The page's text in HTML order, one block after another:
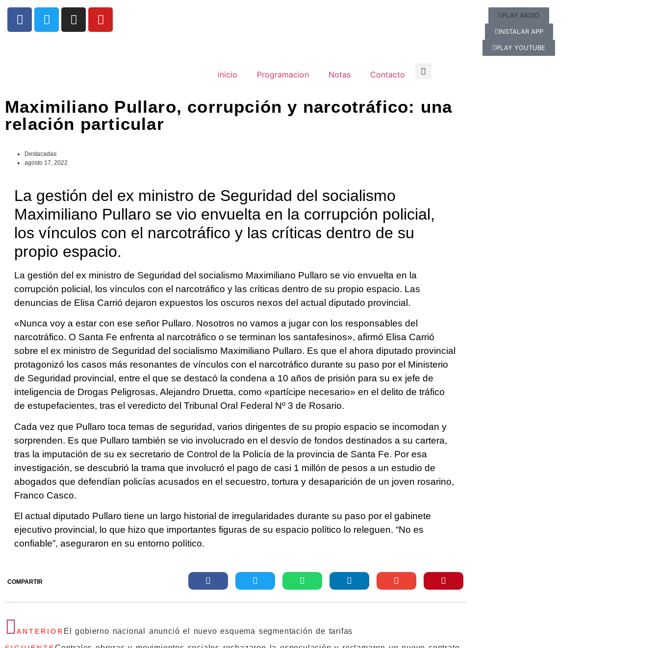
PLAY RADIO
INSTALAR APP
PLAY YOUTUBE
inicio Programacion Notas Contacto
Maximiliano Pullaro, corrupción y narcotráfico: una
relación particular
Destacadas
agosto 17, 2022
La gestión del ex ministro de Seguridad del socialismo
Maximiliano Pullaro se vio envuelta en la corrupción policial,
los vínculos con el narcotráfico y las críticas dentro de su
propio espacio.
La gestión del ex ministro de Seguridad del socialismo Maximiliano Pullaro se vio envuelta en la
corrupción policial, los vínculos con el narcotráfico y las críticas dentro de su propio espacio. Las
denuncias de Elisa Carrió dejaron expuestos los oscuros nexos del actual diputado provincial.
«Nunca voy a estar con ese señor Pullaro. Nosotros no vamos a jugar con los responsables del
narcotráfico. O Santa Fe enfrenta al narcotráfico o se terminan los santafesinos», afirmó Elisa Carrió
sobre el ex ministro de Seguridad del socialismo Maximiliano Pullaro. Es que el ahora diputado provincial
protagonizó los casos más resonantes de vínculos con el narcotráfico durante su paso por el Ministerio
de Seguridad provincial, entre el que se destacó la condena a 10 años de prisión para su ex jefe de
inteligencia de Drogas Peligrosas, Alejandro Druetta, como «partícipe necesario» en el delito de tráfico
de estupefacientes, tras el veredicto del Tribunal Oral Federal Nº 3 de Rosario.
Cada vez que Pullaro toca temas de seguridad, varios dirigentes de su propio espacio se incomodan y
sorprenden. Es que Pullaro también se vio involucrado en el desvío de fondos destinados a su cartera,
tras la imputación de su ex secretario de Control de la Policía de la provincia de Santa Fe. Por esa
investigación, se descubrió la trama que involucró el pago de casi 1 millón de pesos a un estudio de
abogados que defendían policías acusados en el secuestro, tortura y desaparición de un joven rosarino,
Franco Casco.
El actual diputado Pullaro tiene un largo historial de irregularidades durante su paso por el gabinete
ejecutivo provincial, lo que hizo que importantes figuras de su espacio político lo releguen. “No es
confiable”, aseguraron en su entorno político.
COMPARTIR
ANTERIOR El gobierno nacional anunció el nuevo esquema segmentación de tarifas